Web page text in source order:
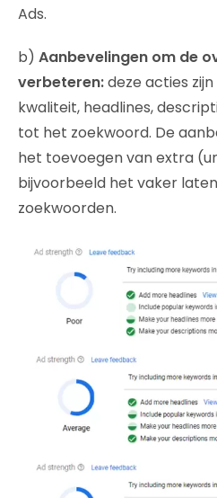
Ads.
b) Aanbevelingen om de
verbeteren:deze acties
kwaliteit, headlines,
tot het zoekwoord. De
het toevoegen van extra
bijvoorbeeld het vaker
zoekwoorden.